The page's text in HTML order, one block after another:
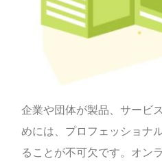
企業や団体が製品、サービ
めには、プロフェッショナ
ることが不可欠です。オン